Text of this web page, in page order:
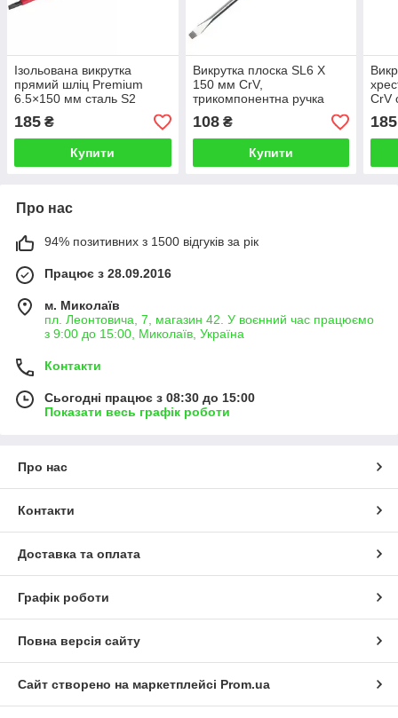
Ізольована викрутка
прямий шліц Premium
6.5×150 мм сталь S2
TOLSEN V30212
185 ₴
Купити
Викрутка плоска SL6 Х
150 мм CrV,
трикомпонентна ручка
VOREL 60957 (Польща)
108₴
Купити
CrV
185
Про нас
94% позитивних з 1500 відгуків за рік
Працює з 28.09.2016
м. Миколаїв
пл. Леонтовича, 7, магазин 42. У воєнний час працюємо
з 9:00 до 15:00, Миколаїв, Україна
Контакти
Сьогодні працює з 08:30 до 15:00
Показати весь графік роботи
Про нас
Контакти
Доставка та оплата
Графік роботи
Повна версія сайту
Сайт створено на маркетплейсі Prom.ua